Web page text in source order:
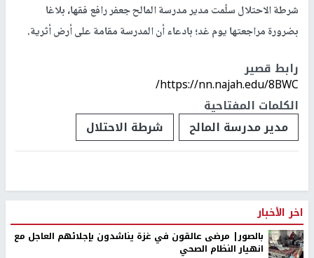
شرطة الاحتلال سلّمت مدير مدرسة المالح جعفر رافع فقها، بلاغا
بضرورة مراجعتها يوم غد؛ بادعاء أن المدرسة مقامة على أرض أثرية.
رابط قصير
https://nn.najah.edu/8BWC/
الكلمات المفتاحية
مدير مدرسة المالح
شرطة الاحتلال
اخر الأخبار
بالصور| مرضى عالقون في غزة يناشدون بإجلائهم العاجل مع
انهيار النظام الصحي